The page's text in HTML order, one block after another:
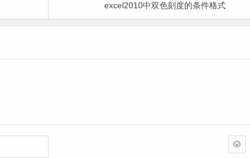
excel2010中双色刻度的条件格式